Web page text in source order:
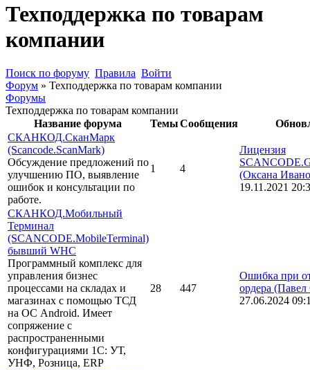
Техподдержка по товарам
компании
Поиск по форуму Правила Войти
Форум » Техподдержка по товарам компании
Форумы
Техподдержка по товарам компании
Название форума
ТемыСообщения
СКАНКОД.СканМарк
(Scancode.ScanMark)
Обсуждение предложений по
улучшению ПО, выявление
ошибок и консультации по
работе.
1 4
Лицензия
(Оксана
19.11.2021
СКАНКОД.Мобильный
Терминал
(SCANCODE.MobileTerminal)
бывший WHC
Программный комплекс для
управления бизнес
процессами на складах и
магазинах с помощью ТСД
на ОС Android. Имеет
сопряжение с
распространенными
конфигурациями 1С: УТ,
УНФ, Розница, ERP
28 447
Ошибка при
ордера (Павел
27.06.2024